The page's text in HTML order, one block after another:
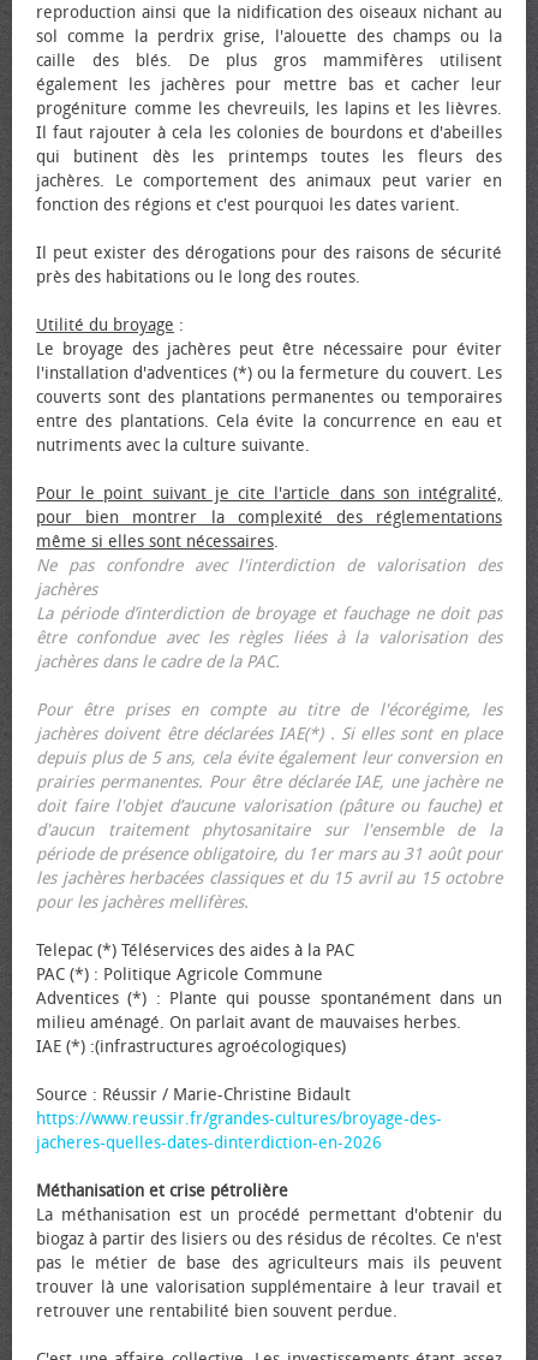
reproduction ainsi que la nidification des oiseaux nichant au
sol comme la perdrix grise, l'alouette des champs ou la
caille des blés. De plus gros mammifères utilisent
également les jachères pour mettre bas et cacher leur
progéniture comme les chevreuils, les lapins et les lièvres.
Il faut rajouter à cela les colonies de bourdons et d'abeilles
qui butinent dès les printemps toutes les fleurs des
jachères. Le comportement des animaux peut varier en
fonction des régions et c'est pourquoi les dates varient.
Il peut exister des dérogations pour des raisons de sécurité
près des habitations ou le long des routes.
Utilité du broyage :
Le broyage des jachères peut être nécessaire pour éviter
l'installation d'adventices (*) ou la fermeture du couvert. Les
couverts sont des plantations permanentes ou temporaires
entre des plantations. Cela évite la concurrence en eau et
nutriments avec la culture suivante.
Pour le point suivant je cite l'article dans son intégralité,
pour bien montrer la complexité des réglementations
même si elles sont nécessaires.
Ne pas confondre avec l'interdiction de valorisation des
jachères
La période d’interdiction de broyage et fauchage ne doit pas
être confondue avec les règles liées à la valorisation des
jachères dans le cadre de la PAC.
Pour être prises en compte au titre de l'écorégime, les
jachères doivent être déclarées IAE(*) . Si elles sont en place
depuis plus de 5 ans, cela évite également leur conversion en
prairies permanentes. Pour être déclarée IAE, une jachère ne
doit faire l'objet d’aucune valorisation (pâture ou fauche) et
d'aucun traitement phytosanitaire sur l'ensemble de la
période de présence obligatoire, du 1er mars au 31 août pour
les jachères herbacées classiques et du 15 avril au 15 octobre
pour les jachères mellifères.
Telepac (*) Téléservices des aides à la PAC
PAC (*) : Politique Agricole Commune
Adventices (*) : Plante qui pousse spontanément dans un
milieu aménagé. On parlait avant de mauvaises herbes.
IAE (*) :(infrastructures agroécologiques)
Source : Réussir / Marie-Christine Bidault
https://www.reussir.fr/grandes-cultures/broyage-des-
jacheres-quelles-dates-dinterdiction-en-2026
Méthanisation et crise pétrolière
La méthanisation est un procédé permettant d'obtenir du
biogaz à partir des lisiers ou des résidus de récoltes. Ce n'est
pas le métier de base des agriculteurs mais ils peuvent
trouver là une valorisation supplémentaire à leur travail et
retrouver une rentabilité bien souvent perdue.